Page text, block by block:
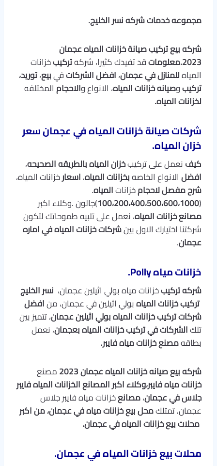
مجموعه خدمات شركه نسر الخليج.
شركه بيع تركيب صيانة خزانات المياه عجمان
2023.معلومات
قد تفيدك كثيرا، شركهتركيبخزانات
المياهللمنازلفي عجمان،افضلالشركاتفيبيع،توريد،
تركيبوصيانهخزاناتالمياه، الانواع والاحجامالمختلفه
لخزاناتالمياه.
شركات صيانة خزانات المياه في عجمان سعر
خزان المياه.
كيفنعمل على تركيبخزانالمياهبالطريقهالصحيحه،
افضلالانواع الخاصهبخزانات المياه،اسعارخزانات المياه،
شرحمفصللاحجامخزاناتالمياه.
(100،200،400،500،600،1000)جالون .وكلاء اكبر
مصانعخزانات المياه، نعمل على تلبيه طموحاتك لتكون
شركتنا اختيارك الاول بينشركاتخزانات المياه في اماره
عجمان.
خزانات مياه Polly.
شركهتركيبخزانات مياه بولي اثيلين عجمان، نسر الخليج
تركيب خزانات المياهبولي اثيلين في عجمان، منافضل
شركات تركيب خزانات المياهبولي اثيلين عجمان، تتميز بين
تلكالشركات في تركيب خزانات المياه بعجمان، نعمل
بطاقهمصنع خزانات مياه فايبر،
شركه بيع صيانه خزانات المياه عجمان 2023
مصنع
خزانات مياه فايبر،وكلاء اكبر المصانع الخزانات المياه فايبر
جلاس في عجمان،مصانعخزانات مياه فايبر جلاس
عجمان، تمتلكمحل بيع خزانات مياه في عجمان، من اكبر
محلات بيع خزانات المياه في عجمان.
محلات بيع خزانات المياه في عجمان.